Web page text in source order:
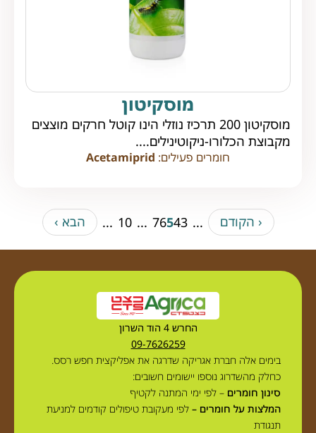
מוסקיטון
מוסקיטון 200 תרכיז נוזלי הינו קוטל חרקים מוצצים
מקבוצת הכלורו-ניקוטינילים....
חומרים פעילים: Acetamiprid
‹ הקודם ...
3
4
5
6
7
...
10
... הבא ›
החרש 4 הוד השרון
09-7626259
בימים אלה חברת אגריקה שדרגה את אפליקצית חפש רסס.
כחלק מהשדרוג נוספו יישומים חשובים:
סינון חומרים – לפי ימי המתנה לקטיף
המלצות על חומרים – לפי מעקובת טיפולים קודמים למניעת
תנגודת